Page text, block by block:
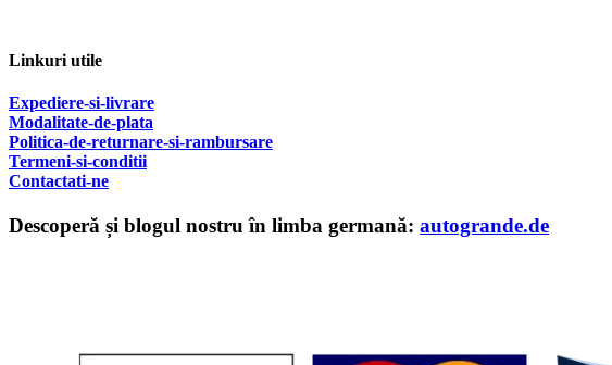
Linkuri utile
Expediere-si-livrare
Modalitate-de-plata
Politica-de-returnare-si-rambursare
Termeni-si-conditii
Contactati-ne
Descoperă și blogul nostru în limba germană: autogrande.de